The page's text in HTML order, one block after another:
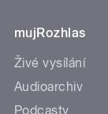
mujRozhlas
Živé vysílání
Audioarchiv
Podcasty